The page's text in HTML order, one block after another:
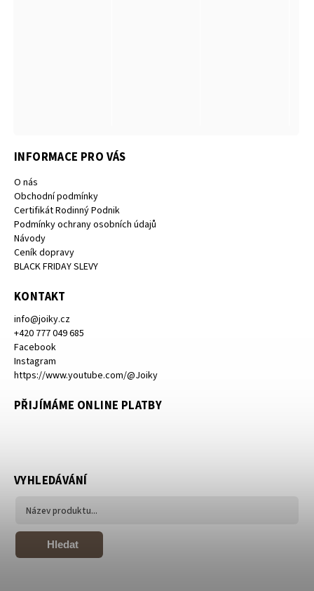
INFORMACE PRO VÁS
O nás
Obchodní podmínky
Certifikát Rodinný Podnik
Podmínky ochrany osobních údajů
Návody
Ceník dopravy
BLACK FRIDAY SLEVY
KONTAKT
info@joiky.cz
+420 777 049 685
Facebook
Instagram
https://www.youtube.com/@Joiky
PŘIJÍMÁME ONLINE PLATBY
VYHLEDÁVÁNÍ
Hledat